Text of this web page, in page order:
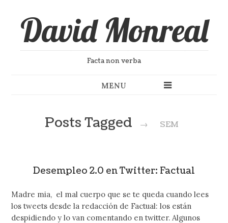
David Monreal
Facta non verba
MENU
Posts Tagged → SEM
Desempleo 2.0 en Twitter: Factual
Madre mia, el mal cuerpo que se te queda cuando lees
los tweets desde la redacción de Factual: los están
despidiendo y lo van comentando en twitter. Algunos